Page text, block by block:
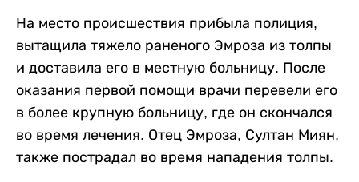
На место происшествия прибыла полиция,
вытащила тяжело раненого Эмроза из толпы
и доставила его в местную больницу. После
оказания первой помощи врачи перевели его
в более крупную больницу, где он скончался
во время лечения. Отец Эмроза, Султан Миян,
также пострадал во время нападения толпы.